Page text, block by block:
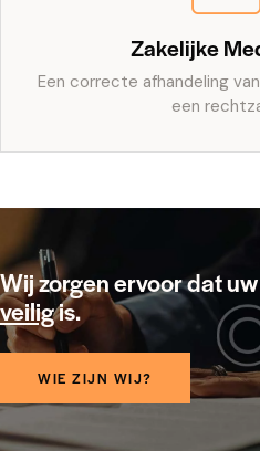
Zakelijke
Een correcte afhandeling
een
Wij zorgen ervoor dat
veiligis.
WIE ZIJN WIJ?